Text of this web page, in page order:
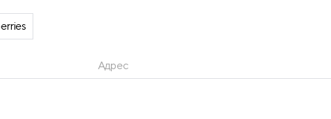
Адрес